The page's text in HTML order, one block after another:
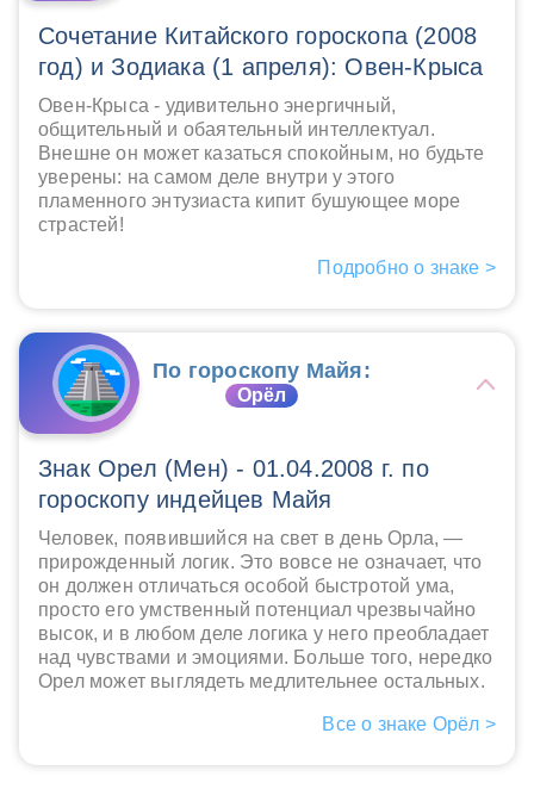
Сочетание Китайского гороскопа (2008
год) и Зодиака (1 апреля): Овен-Крыса
Овен-Крыса - удивительно энергичный,
общительный и обаятельный интеллектуал.
Внешне он может казаться спокойным, но будьте
уверены: на самом деле внутри у этого
пламенного энтузиаста кипит бушующее море
страстей!
Подробно о знаке >
По гороскопу Майя:
Орёл
Знак Орел (Мен) - 01.04.2008 г. по
гороскопу индейцев Майя
Человек, появившийся на свет в день Орла, —
прирожденный логик. Это вовсе не означает, что
он должен отличаться особой быстротой ума,
просто его умственный потенциал чрезвычайно
высок, и в любом деле логика у него преобладает
над чувствами и эмоциями. Больше того, нередко
Орел может выглядеть медлительнее остальных.
Все о знаке Орёл >